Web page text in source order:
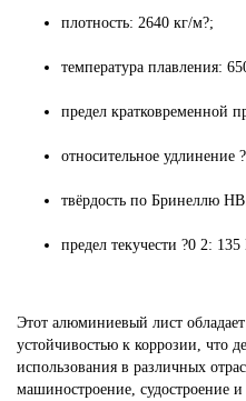
плотность: 2640 кг/м?;
температура плавления:
предел кратковременной
относительное удлинение
твёрдость по Бринеллю
предел текучести ?0 2:
Этот алюминиевый лист
устойчивостью к коррозии, что
использования в различных
машиностроение, судостроение